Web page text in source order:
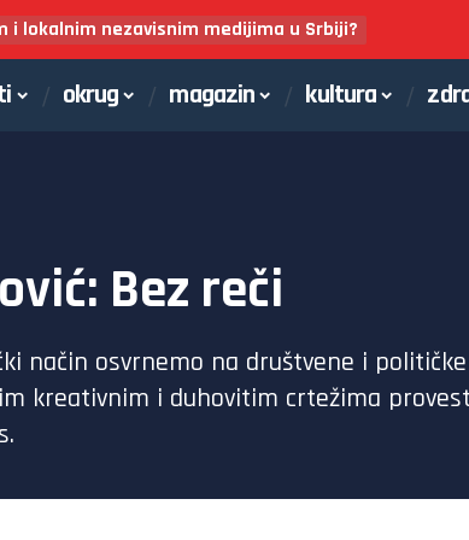
i lokalnim nezavisnim medijima u Srbiji?
okrug magazin kultura
Bez reči
način osvrnemo na društvene i
kreativnim i duhovitim crtežima